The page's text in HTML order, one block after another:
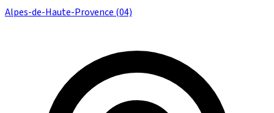
Alpes-de-Haute-Provence (04)